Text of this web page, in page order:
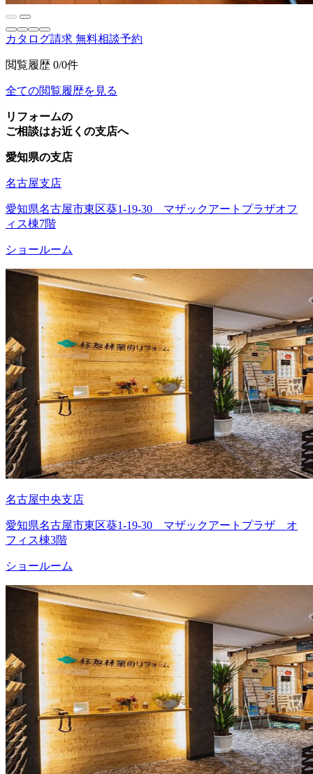
カタログ請求 無料相談予約
閲覧履歴 0/0件
全ての閲覧履歴を見る
リフォームの
ご相談はお近くの支店へ
愛知県の支店
名古屋支店
愛知県名古屋市東区葵1-19-30 マザックアートプラザオフ
ィス棟7階
ショールーム
名古屋中央支店
愛知県名古屋市東区葵1-19-30 マザックアートプラザ オ
フィス棟3階
ショールーム